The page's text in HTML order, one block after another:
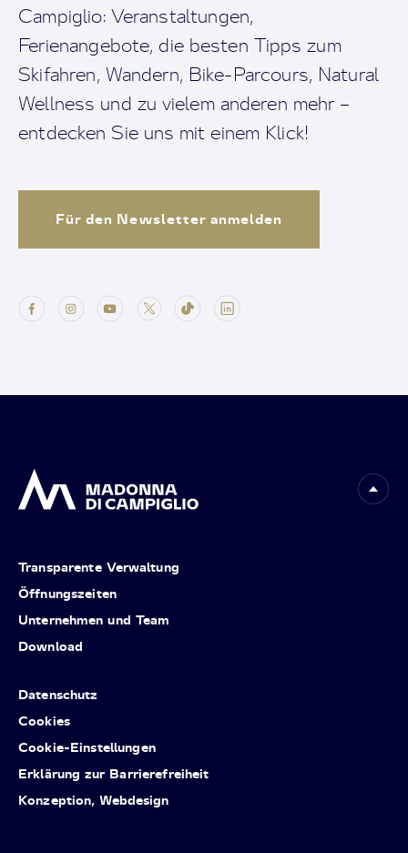
Campiglio: Veranstaltungen,
Ferienangebote, die besten Tipps zum
Skifahren, Wandern, Bike-Parcours, Natural
Wellness und zu vielem anderen mehr –
entdecken Sie uns mit einem Klick!
Für den Newsletter anmelden
Transparente Verwaltung
Öffnungszeiten
Unternehmen und Team
Download
Datenschutz
Cookies
Cookie-Einstellungen
Erklärung zur Barrierefreiheit
Konzeption, Webdesign